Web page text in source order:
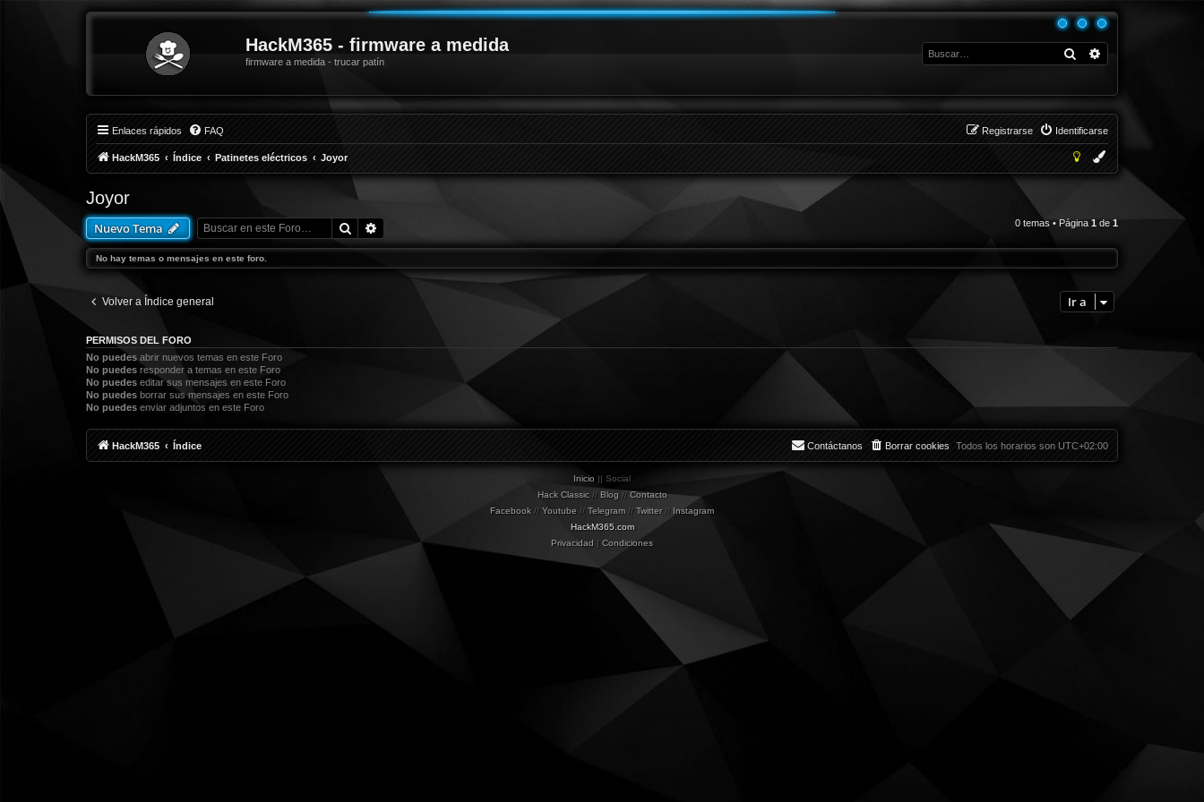
HackM365 - firmware a medida
firmware a medida - trucar patín
Buscar
Enlaces rápidos FAQ Identificarse
Registrarse
HackM365 Índice Patinetes eléctricos Joyor
Joyor
Nuevo Tema Buscar 0 temas • Página 1 de 1
No hay temas o mensajes en este foro.
Volver a Índice general Ir a
PERMISOS DEL FORO
No puedes abrir nuevos temas en este Foro
No puedes responder a temas en este Foro
No puedes editar sus mensajes en este Foro
No puedes borrar sus mensajes en este Foro
No puedes enviar adjuntos en este Foro
HackM365 Índice Todos los horarios son UTC+02:00
Borrar cookies
Contáctanos
Inicio || Social
Hack Classic// Blog// Contacto
Facebook // Youtube // Telegram// Twitter// Instagram
HackM365.com
Privacidad | Condiciones